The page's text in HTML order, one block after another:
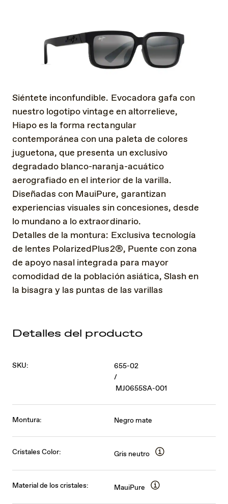
Siéntete inconfundible. Evocadora gafa con
nuestro logotipo vintage en altorrelieve,
Hiapo es la forma rectangular
contemporánea con una paleta de colores
juguetona, que presenta un exclusivo
degradado blanco-naranja-acuático
aerografiado en el interior de la varilla.
Diseñadas con MauiPure, garantizan
experiencias visuales sin concesiones, desde
lo mundano a lo extraordinario.
Detalles de la montura: Exclusiva tecnología
de lentes PolarizedPlus2®, Puente con zona
de apoyo nasal integrada para mayor
comodidad de la población asiática, Slash en
la bisagra y las puntas de las varillas
Detalles del producto
SKU:
655-02
/
MJ0655SA-001
Montura: Negro mate
Cristales Color: Gris neutro
Material de los cristales: MauiPure